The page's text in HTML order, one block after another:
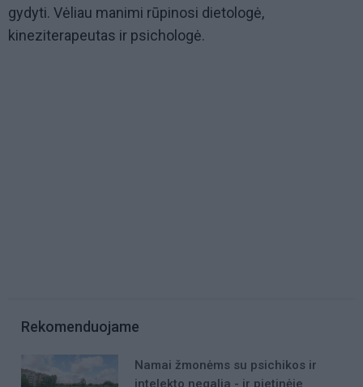
gydyti. Vėliau manimi rūpinosi dietologė,
kineziterapeutas ir psichologė.
Rekomenduojame
Namai žmonėms su psichikos ir
intelekto negalia - ir pietinėje